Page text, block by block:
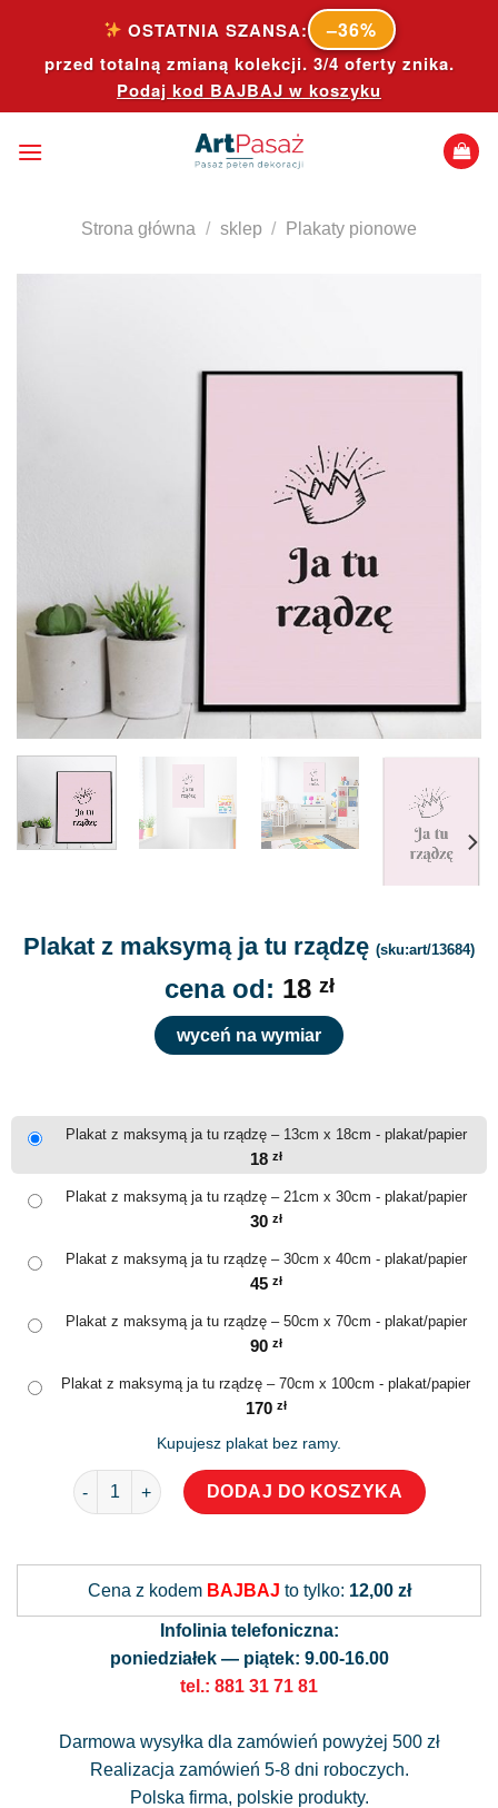
content
OSTATNIA SZANSA: –36%
przed totalną zmianą kolekcji. 3/4 oferty znika.
Podaj kod BAJBAJ w koszyku
Strona główna / sklep / Plakaty pionowe
Plakat z maksymą ja tu rządzę (sku:art/13684)
cena od: 18 zł
wyceń na wymiar
Plakat z maksymą ja tu rządzę – 13cm x 18cm - plakat/papier
18 zł
Plakat z maksymą ja tu rządzę – 21cm x 30cm - plakat/papier
30 zł
Plakat z maksymą ja tu rządzę – 30cm x 40cm - plakat/papier
45 zł
Plakat z maksymą ja tu rządzę – 50cm x 70cm - plakat/papier
90 zł
Plakat z maksymą ja tu rządzę – 70cm x 100cm - plakat/papier
170 zł
Kupujesz plakat bez ramy.
ilość Plakat z maksymą ja tu rządzę
DODAJ DO KOSZYKA
Cena z kodem BAJBAJ to tylko: 12,00 zł
Infolinia telefoniczna:
poniedziałek — piątek: 9.00-16.00
tel.: 881 31 71 81
Darmowa wysyłka dla zamówień powyżej 500 zł
Realizacja zamówień 5-8 dni roboczych.
Polska firma, polskie produkty.